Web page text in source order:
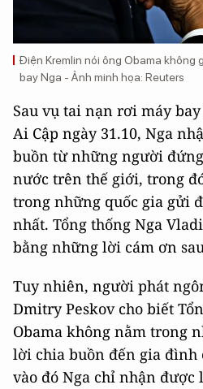
Điện Kremlin nói ông Obama không
bay Nga - Ảnh minh họa: Reuters
Sau vụ tai nạn rơi máy
Ai Cập ngày 31.10, Nga
buồn từ những người
nước trên thế giới, trong
trong những quốc gia gửi
nhất. Tổng thống Nga
bằng những lời cám ơn
Tuy nhiên, người phát
Dmitry Peskov cho biết
Obama không nằm trong
lời chia buồn đến gia đình
vào đó Nga chỉ nhận được